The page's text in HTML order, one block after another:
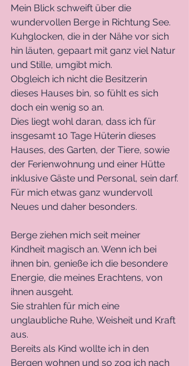
Mein Blick schweift über die
wundervollen Berge in Richtung See.
Kuhglocken, die in der Nähe vor sich
hin läuten, gepaart mit ganz viel Natur
und Stille, umgibt mich.
Obgleich ich nicht die Besitzerin
dieses Hauses bin, so fühlt es sich
doch ein wenig so an.
Dies liegt wohl daran, dass ich für
insgesamt 10 Tage Hüterin dieses
Hauses, des Garten, der Tiere, sowie
der Ferienwohnung und einer Hütte
inklusive Gäste und Personal, sein darf.
Für mich etwas ganz wundervoll
Neues und daher besonders.
Berge ziehen mich seit meiner
Kindheit magisch an. Wenn ich bei
ihnen bin, genieße ich die besondere
Energie, die meines Erachtens, von
ihnen ausgeht.
Sie strahlen für mich eine
unglaubliche Ruhe, Weisheit und Kraft
aus.
Bereits als Kind wollte ich in den
Bergen wohnen und so zog ich nach